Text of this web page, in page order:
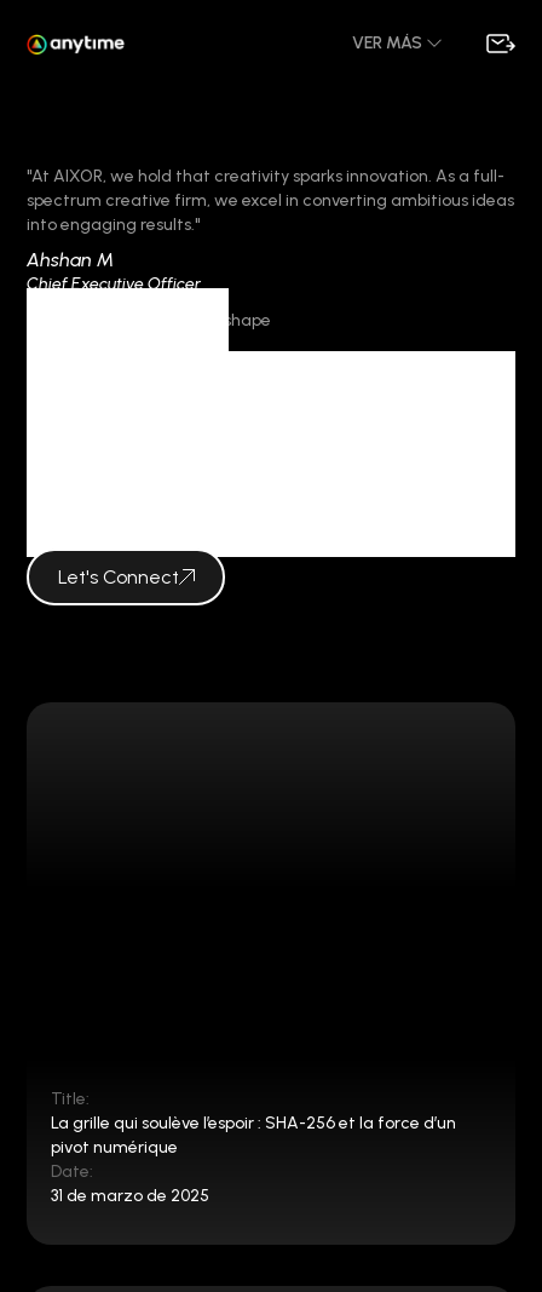
VER MÁS
"At AIXOR, we hold that creativity sparks innovation. As a full-
spectrum creative firm, we excel in converting ambitious ideas
into engaging results."
Ahshan M
Chief Executive Officer
Let's Connect
Title:
La grille qui soulève l’espoir : SHA-256 et la force d’un
pivot numérique
Date:
31 de marzo de 2025